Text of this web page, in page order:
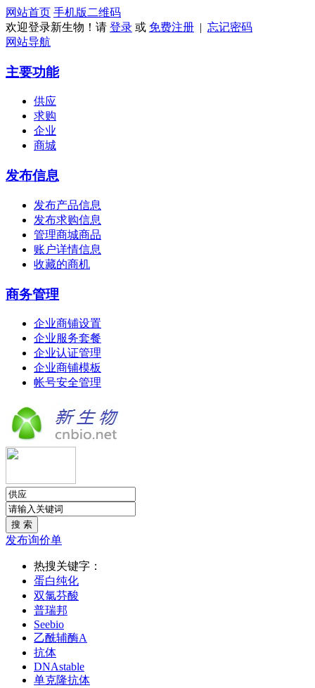
网站首页 手机版 二维码
欢迎登录新生物！请 登录 或 免费注册 | 忘记密码
网站导航
主要功能
供应
求购
企业
商城
发布信息
发布产品信息
发布求购信息
管理商城商品
账户详情信息
收藏的商机
商务管理
企业商铺设置
企业服务套餐
企业认证管理
企业商铺模板
帐号安全管理
发布询价单
热搜关键字：
蛋白纯化
双氯芬酸
普瑞邦
Seebio
乙酰辅酶A
抗体
DNAstable
单克隆抗体